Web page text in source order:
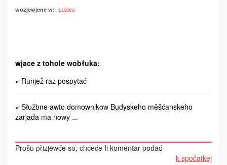
wozjewjene w: Łužica
wjace z tohole wobłuka:
« Runjež raz pospytać
« Słužbne awto domownikow Budyskeho měšćanskeho
zarjada ma nowy ...
Prošu přizjewće so, chceće-li komentar podać
k spočatkej